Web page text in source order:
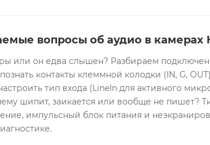
вопросы об аудио в камерах
или он едва слышен? Разбираем
контакты клеммной колодки (IN, G,
тип входа (LineIn для активного
шипит, заикается или вообще не пишет?
импульсный блок питания и